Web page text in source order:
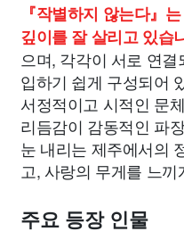
『작별하지 않는다』
깊이를 잘 살리고 있습
으며, 각각이 서로 연
입하기 쉽게 구성되어
서정적이고 시적인 문
리듬감이 감동적인 파
눈 내리는 제주에서의
고, 사랑의 무게를 느끼
주요 등장 인물